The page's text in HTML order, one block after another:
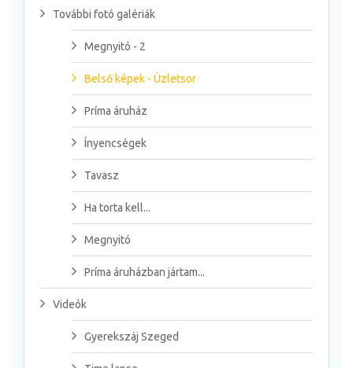
További fotó galériák
Megnyitó - 2
Belső képek - Üzletsor
Príma áruház
Ínyencségek
Tavasz
Ha torta kell...
Megnyitó
Príma áruházban jártam...
Videók
Gyerekszáj Szeged